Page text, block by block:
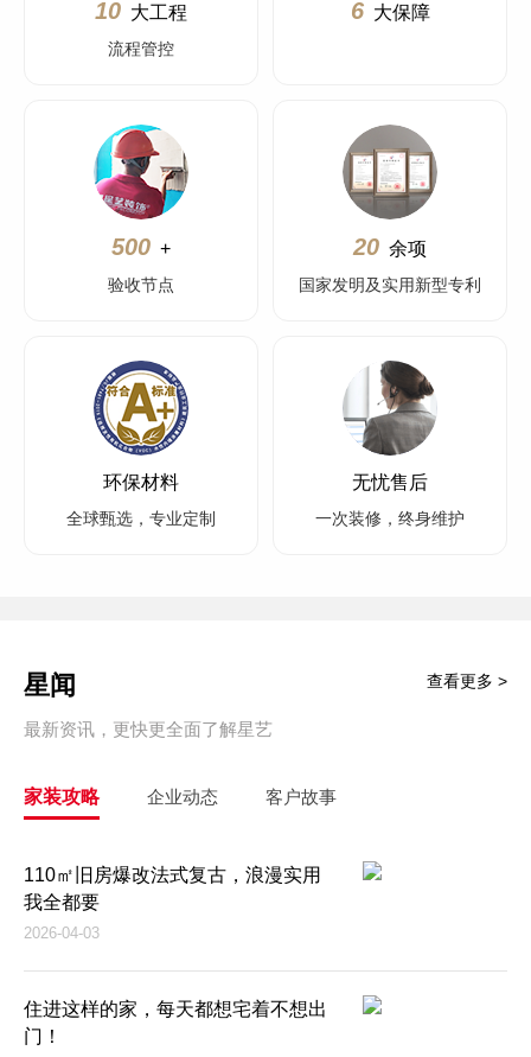
10 大工程
流程管控
6 大保障
500 +
验收节点
20 余项
国家发明及实用新型专利
环保材料
全球甄选，专业定制
无忧售后
一次装修，终身维护
星闻
最新资讯，更快更全面了解星艺
查看更多 >
家装攻略 企业动态 客户故事
110㎡旧房爆改法式复古，浪漫实用
我全都要
2026-04-03
住进这样的家，每天都想宅着不想出
门！